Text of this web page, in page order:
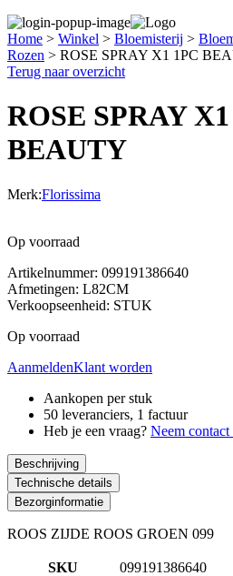
Home > Winkel > Bloemisterij >
Rozen > ROSE SPRAY X1 1PC
Terug naar overzicht
ROSE SPRAY
BEAUTY
Merk:Florissima
Op voorraad
Artikelnummer: 099191386640
Afmetingen: L82CM
Verkoopseenheid: STUK
Op voorraad
AanmeldenKlant worden
Aankopen per stuk
50 leveranciers, 1 factuur
Heb je een vraag? Neem contact
Beschrijving
Technische details
Bezorginformatie
ROOS ZIJDE ROOS GROEN 099
SKU
099191386640